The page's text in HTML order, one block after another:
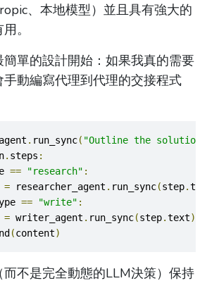
、本地模型）並且具有強大的
。
單的設計開始：如果我真的需要
動編寫代理到代理的交接程式
. run_sync( "Outline the solution
. steps :
== "research" :
= researcher_agent . run_sync(step.
== "write" :
= writer_agent . run_sync(step.text)
(content)
不是完全動態的LLM決策）保持